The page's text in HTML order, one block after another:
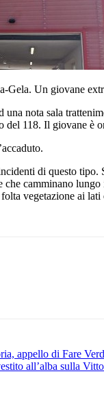
Gela. Un giovane
nota sala
del 118. Il giovane
di questo tipo.
camminano
vegetazione ai
appello di Fare
all’alba sulla